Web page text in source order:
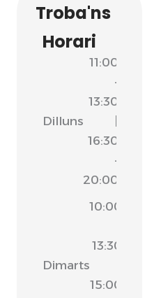
Troba'ns
Horari
Dilluns
11:00
-
13:30
16:30
-
20:00
Dimarts
10:00
13:30
15:00